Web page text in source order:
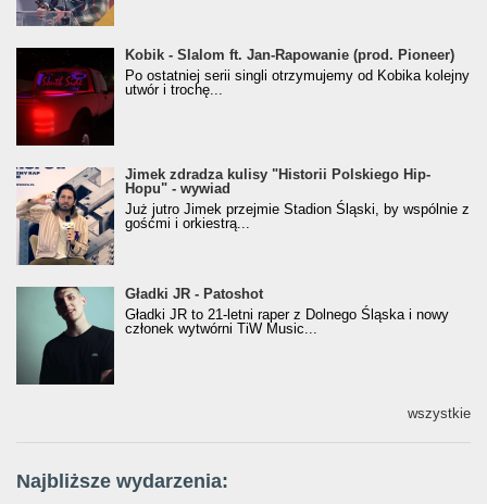
Kobik - Slalom ft. Jan-Rapowanie (prod. Pioneer)
[Official Music Visualiser]
Kobik - Slalom ft. Jan-Rapowanie (prod. Pioneer)
Po ostatniej serii singli otrzymujemy od Kobika kolejny
utwór i trochę...
Jimek zdradza kulisy "Historii Polskiego Hip-
Hopu" - wywiad
Jimek zdradza kulisy "Historii Polskiego Hip-
Hopu" - wywiad
Już jutro Jimek przejmie Stadion Śląski, by wspólnie z
gośćmi i orkiestrą...
Gładki JR - Patoshot
Gładki JR - Patoshot
Gładki JR to 21-letni raper z Dolnego Śląska i nowy
członek wytwórni TiW Music...
wszystkie
Najbliższe wydarzenia: